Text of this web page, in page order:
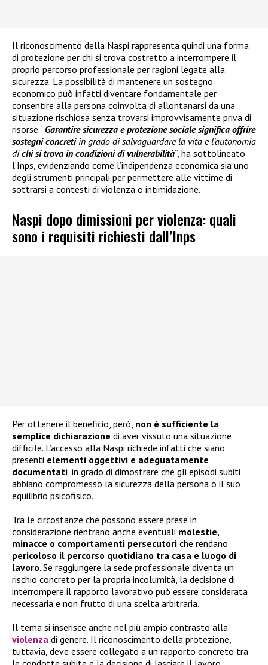
Il riconoscimento della Naspi rappresenta quindi una forma
di protezione per chi si trova costretto a interrompere il
proprio percorso professionale per ragioni legate alla
sicurezza. La possibilità di mantenere un sostegno
economico può infatti diventare fondamentale per
consentire alla persona coinvolta di allontanarsi da una
situazione rischiosa senza trovarsi improvvisamente priva di
risorse. “Garantire sicurezza e protezione sociale significa offrire
sostegni concretiin grado di salvaguardare la vita e l’autonomia
dichi si trova in condizioni di vulnerabilità“, ha sottolineato
l’Inps, evidenziando come l’indipendenza economica sia uno
degli strumenti principali per permettere alle vittime di
sottrarsi a contesti di violenza o intimidazione.
Naspi dopo dimissioni per violenza: quali
sono i requisiti richiesti dall’Inps
Per ottenere il beneficio, però, non è sufficiente la
semplice dichiarazione di aver vissuto una situazione
difficile. L’accesso alla Naspi richiede infatti che siano
presenti elementi oggettivi e adeguatamente
documentati, in grado di dimostrare che gli episodi subiti
abbiano compromesso la sicurezza della persona o il suo
equilibrio psicofisico.
Tra le circostanze che possono essere prese in
considerazione rientrano anche eventuali molestie,
minacce o comportamenti persecutori che rendano
pericoloso il percorso quotidiano tra casa e luogo di
lavoro. Se raggiungere la sede professionale diventa un
rischio concreto per la propria incolumità, la decisione di
interrompere il rapporto lavorativo può essere considerata
necessaria e non frutto di una scelta arbitraria.
Il tema si inserisce anche nel più ampio contrasto alla
violenza di genere. Il riconoscimento della protezione,
tuttavia, deve essere collegato a un rapporto concreto tra